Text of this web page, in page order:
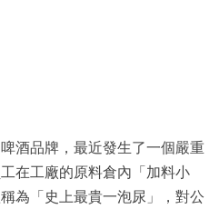
酒品牌，最近發生了一個嚴重
在工廠的原料倉內「加料小
為「史上最貴一泡尿」，對公